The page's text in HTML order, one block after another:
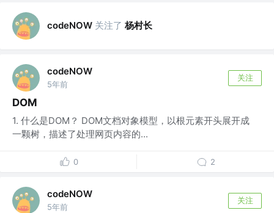
codeNOW 关注了 杨村长
codeNOW
5年前
关注
DOM
1. 什么是DOM？ DOM文档对象模型，以根元素开头展开成
一颗树，描述了处理网页内容的...
0 2
codeNOW
5年前
关注